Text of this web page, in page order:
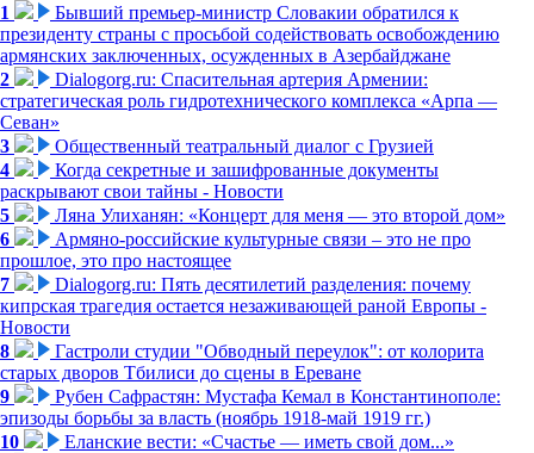
1
Бывший премьер-министр Словакии обратился к
президенту страны с просьбой содействовать освобождению
армянских заключенных, осужденных в Азербайджане
2
Dialogorg.ru: Спасительная артерия Армении:
стратегическая роль гидротехнического комплекса «Арпа —
Севан»
3
Общественный театральный диалог с Грузией
4
Когда секретные и зашифрованные документы
раскрывают свои тайны - Новости
5
Ляна Улиханян: «Концерт для меня — это второй дом»
6
Армяно-российские культурные связи – это не про
прошлое, это про настоящее
7
Dialogorg.ru: Пять десятилетий разделения: почему
кипрская трагедия остается незаживающей раной Европы -
Новости
8
Гастроли студии "Обводный переулок": от колорита
старых дворов Тбилиси до сцены в Ереване
9
Рубен Сафрастян: Мустафа Кемал в Константинополе:
эпизоды борьбы за власть (ноябрь 1918-май 1919 гг.)
10
Еланские вести: «Счастье — иметь свой дом...»